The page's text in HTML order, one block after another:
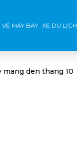
VÉ MÁY BAY XE DU LỊCH
mang den thang 10